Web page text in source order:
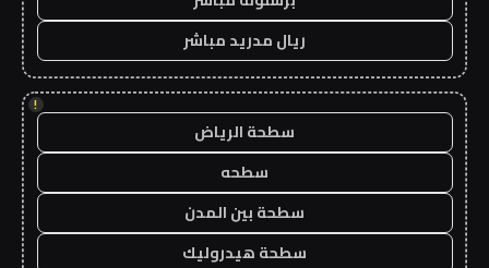
ريال مدريد مباشر
!
سطحة الرياض
سطحه
سطحة بين المدن
سطحة هيدروليك